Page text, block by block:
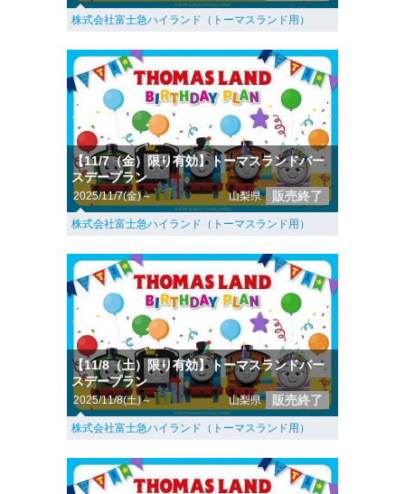
株式会社富士急ハイランド（トーマスランド用）
【11/7（金）限り有効】トーマスランドバー
スデープラン
2025/11/7(金)～ 山梨県 販売終了
株式会社富士急ハイランド（トーマスランド用）
【11/8（土）限り有効】トーマスランドバー
スデープラン
2025/11/8(土)～ 山梨県 販売終了
株式会社富士急ハイランド（トーマスランド用）